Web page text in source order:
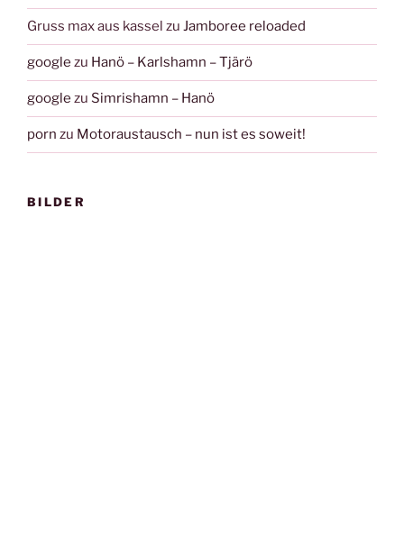
Gruss max aus kassel zu Jamboree reloaded
google zu Hanö – Karlshamn – Tjärö
google zu Simrishamn – Hanö
porn zu Motoraustausch – nun ist es soweit!
BILDER